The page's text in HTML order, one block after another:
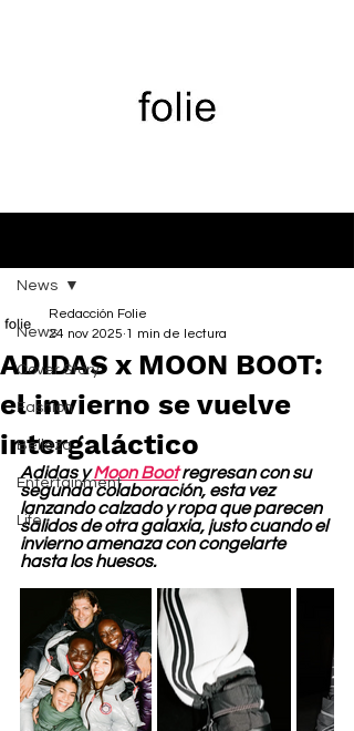
News
Cover Story
Fashion
Belleza
Entertainment
Life
News
ADIDAS x MOON BOOT:
el invierno se vuelve
intergaláctico
Redacción Folie
24 nov 2025 1 min de lectura
Adidas y Moon Boot regresan con su
segunda colaboración, esta vez
lanzando calzado y ropa que parecen
salidos de otra galaxia, justo cuando el
invierno amenaza con congelarte
hasta los huesos.